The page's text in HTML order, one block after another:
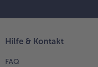
Hilfe & Kontakt
FAQ